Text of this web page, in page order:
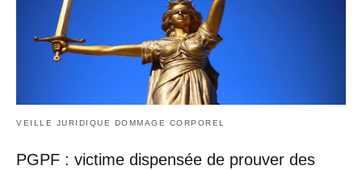
VEILLE JURIDIQUE DOMMAGE CORPOREL
PGPF : victime dispensée de prouver des